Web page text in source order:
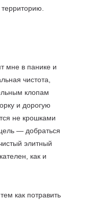
мне в панике и
чистота,
клопам
и дорогую
не крошками
— добраться
элитный
как и